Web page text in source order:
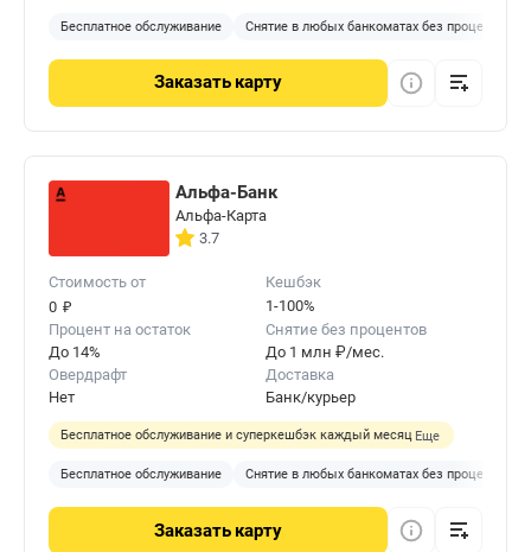
Бесплатное обслуживание Снятие в любых банкоматах без процентов
Заказать карту
Альфа-Банк
Альфа-Карта
3.7
Стоимость от
0 ₽
Кешбэк
1-100%
Процент на остаток
До 14%
Снятие без процентов
До 1 млн ₽/мес.
Овердрафт
Нет
Доставка
Банк/курьер
Бесплатное обслуживание и суперкешбэк каждый месяц Еще
Бесплатное обслуживание Снятие в любых банкоматах без процентов
Заказать карту